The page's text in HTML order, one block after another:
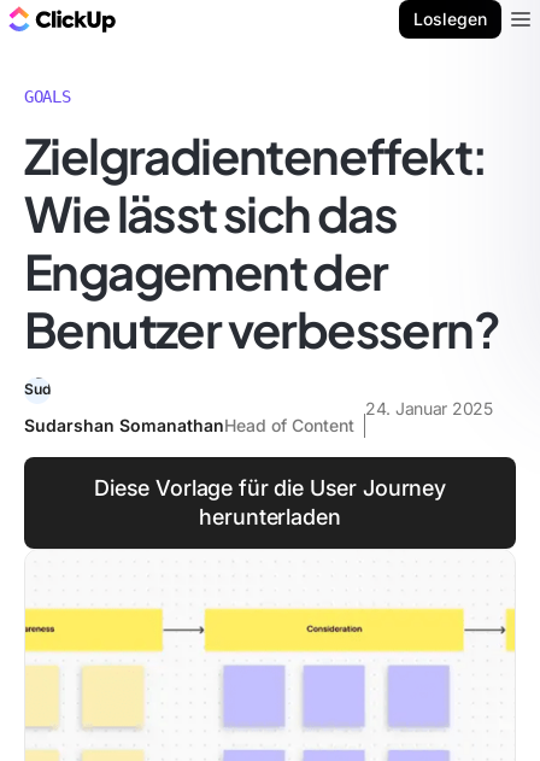
Loslegen
GOALS
Zielgradienteneffekt:
Wie lässt sich das
Engagement der
Benutzer verbessern?
Sudarshan SomanathanHead of Content
24. Januar 2025
Diese Vorlage für die User Journey
herunterladen